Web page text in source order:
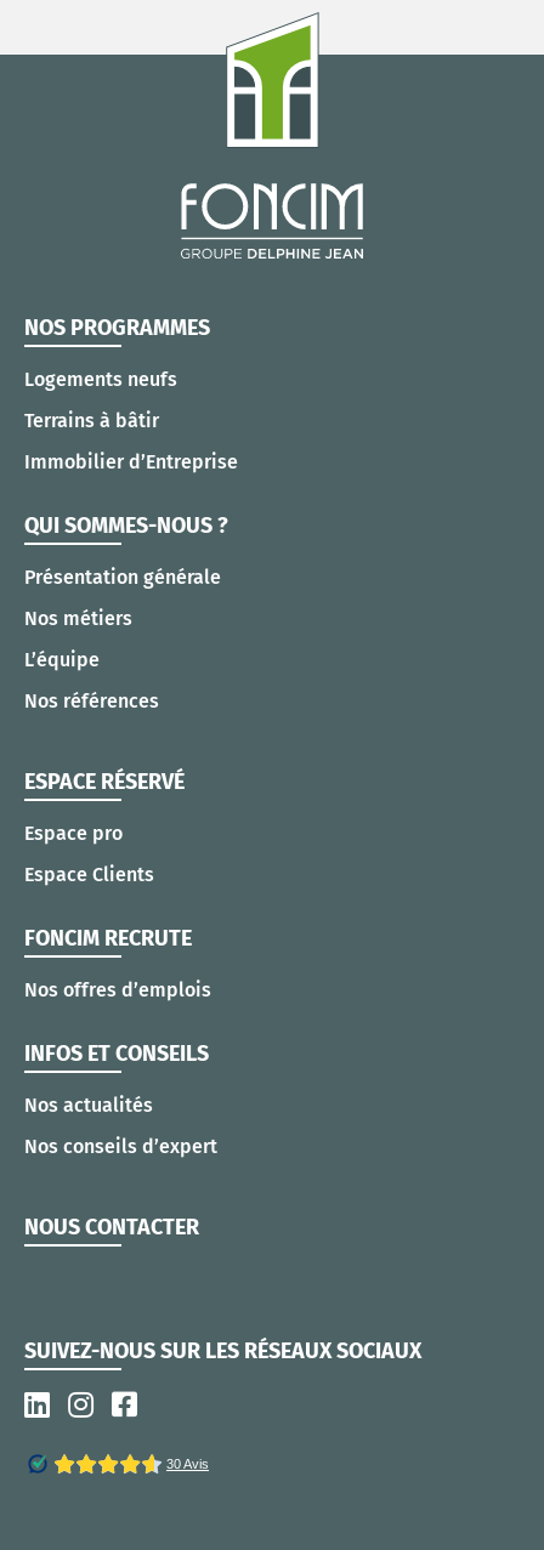
NOS PROGRAMMES
Logements neufs
Terrains à bâtir
Immobilier d’Entreprise
QUI SOMMES-NOUS ?
Présentation générale
Nos métiers
L’équipe
Nos références
ESPACE RÉSERVÉ
Espace pro
Espace Clients
FONCIM RECRUTE
Nos offres d’emplois
INFOS ET CONSEILS
Nos actualités
Nos conseils d’expert
NOUS CONTACTER
SUIVEZ-NOUS SUR LES RÉSEAUX SOCIAUX